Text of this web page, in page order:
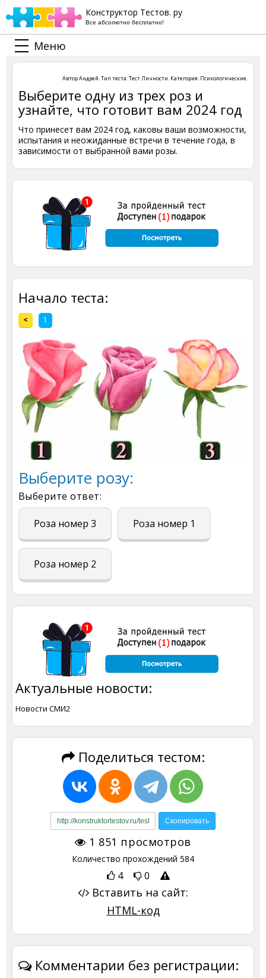
Конструктор Тестов. ру
Все абсолютно бесплатно!
Меню
АвторАндрей. Тип теста:Тест Личности. Категория: Психологические.
Выберите одну из трех роз и
узнайте, что готовит вам 2024 год
Что принесет вам 2024 год, каковы ваши возможности,
испытания и неожиданные встречи в течение года, в
зависимости от выбранной вами розы.
Начало теста:
< 1
Выберите розу:
Выберите ответ:
Роза номер 3 Роза номер 1
Роза номер 2
Актуальные новости:
Новости СМИ2
Поделиться тестом:
1 851 просмотров
Количество прохождений 584
4 0
Вставить на сайт:
HTML-код
Комментарии без регистрации: